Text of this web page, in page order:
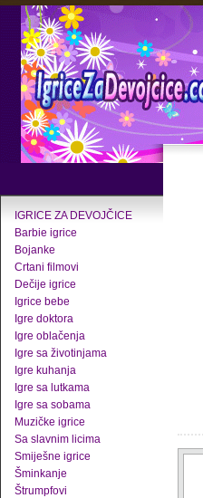
IGRICE ZA DEVOJČICE
Barbie igrice
Bojanke
Crtani filmovi
Dečije igrice
Igrice bebe
Igre doktora
Igre oblačenja
Igre sa životinjama
Igre kuhanja
Igre sa lutkama
Igre sa sobama
Muzičke igrice
Sa slavnim licima
Smiješne igrice
Šminkanje
Štrumpfovi